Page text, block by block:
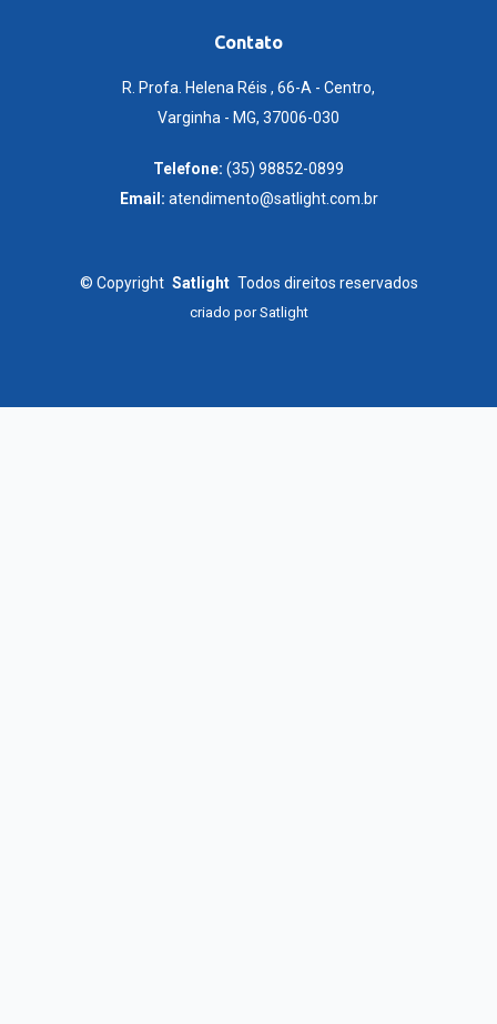
Contato
R. Profa. Helena Réis , 66-A - Centro,
Varginha - MG, 37006-030
Telefone: (35) 98852-0899
Email: atendimento@satlight.com.br
© Copyright Satlight Todos direitos reservados
criado porSatlight